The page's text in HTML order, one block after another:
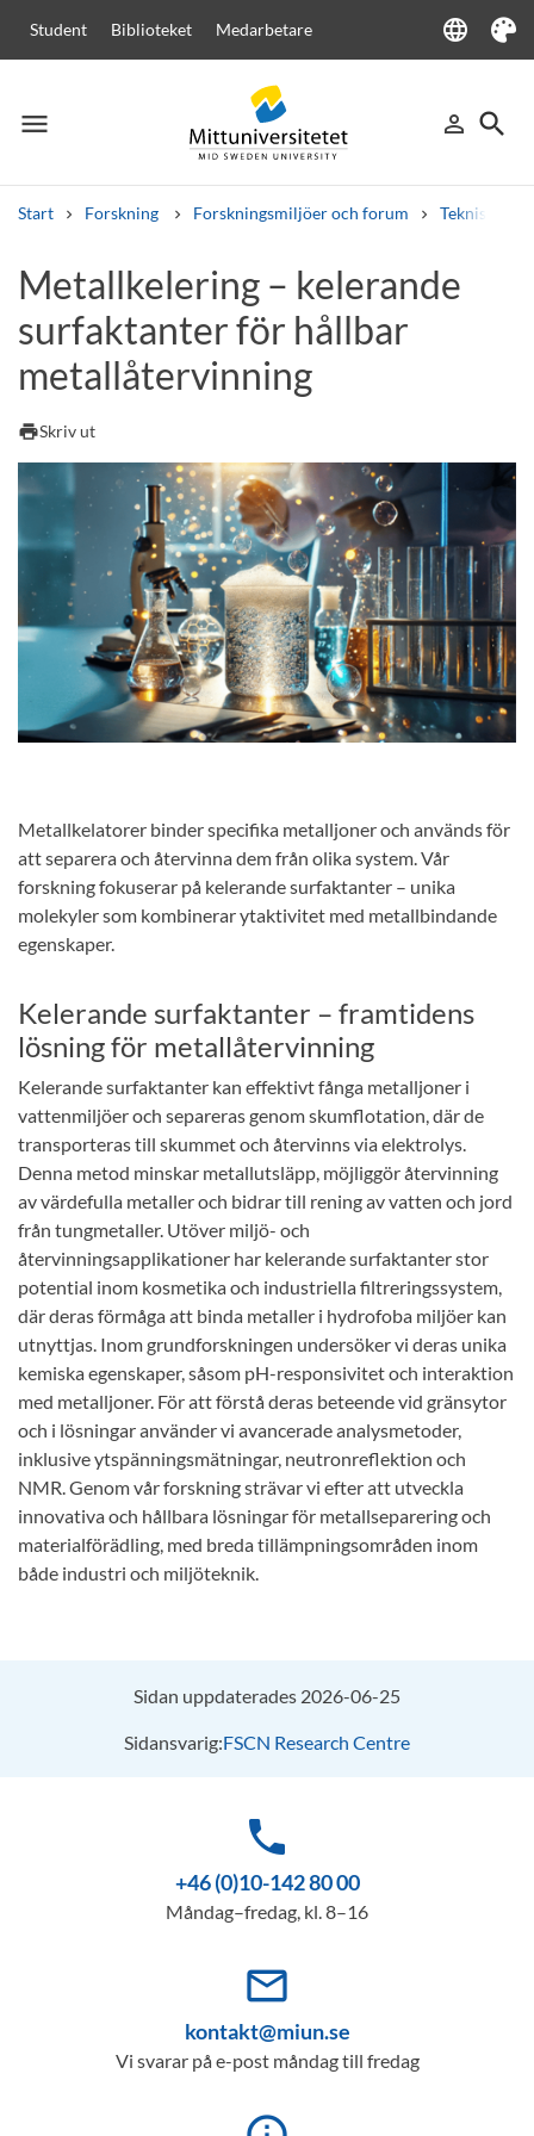
Student Biblioteket Medarbetare language
Language
Tema
menu
Meny person_outline
Logga in
search
Sök
Start Forskning Forskningsmiljöer och forum Teknisk yt-
Andra söktjänster
Kurser och programKursplaner Välkomstbrev
Lediga jobb
Metallkelering – kelerande
surfaktanter för hållbar
metallåtervinning
printSkriv ut
Metallkelatorer binder specifika metalljoner och används för
att separera och återvinna dem från olika system. Vår
forskning fokuserar på kelerande surfaktanter – unika
molekyler som kombinerar ytaktivitet med metallbindande
egenskaper.
Kelerande surfaktanter – framtidens
lösning för metallåtervinning
Kelerande surfaktanter kan effektivt fånga metalljoner i
vattenmiljöer och separeras genom skumflotation, där de
transporteras till skummet och återvinns via elektrolys.
Denna metod minskar metallutsläpp, möjliggör återvinning
av värdefulla metaller och bidrar till rening av vatten och jord
från tungmetaller. Utöver miljö- och
återvinningsapplikationer har kelerande surfaktanter stor
potential inom kosmetika och industriella filtreringssystem,
där deras förmåga att binda metaller i hydrofoba miljöer kan
utnyttjas. Inom grundforskningen undersöker vi deras unika
kemiska egenskaper, såsom pH-responsivitet och interaktion
med metalljoner. För att förstå deras beteende vid gränsytor
och i lösningar använder vi avancerade analysmetoder,
inklusive ytspänningsmätningar, neutronreflektion och
NMR. Genom vår forskning strävar vi efter att utveckla
innovativa och hållbara lösningar för metallseparering och
materialförädling, med breda tillämpningsområden inom
både industri och miljöteknik.
Sidan uppdaterades 2026-06-25
Sidansvarig:FSCN Research Centre
phone
+46 (0)10-142 80 00
Måndag–fredag, kl. 8–16
mail_outline
kontakt@miun.se
Vi svarar på e-post måndag till fredag